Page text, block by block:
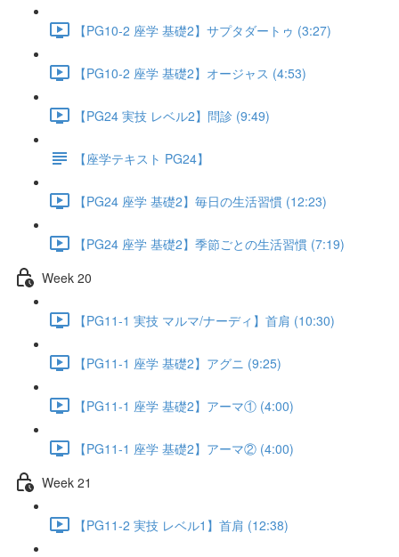
【PG10-2 座学 基礎2】サプタダートゥ (3:27)
【PG10-2 座学 基礎2】オージャス (4:53)
【PG24 実技 レベル2】問診 (9:49)
【座学テキスト PG24】
【PG24 座学 基礎2】毎日の生活習慣 (12:23)
【PG24 座学 基礎2】季節ごとの生活習慣 (7:19)
Week 20
【PG11-1 実技 マルマ/ナーディ】首肩 (10:30)
【PG11-1 座学 基礎2】アグニ (9:25)
【PG11-1 座学 基礎2】アーマ① (4:00)
【PG11-1 座学 基礎2】アーマ② (4:00)
Week 21
【PG11-2 実技 レベル1】首肩 (12:38)